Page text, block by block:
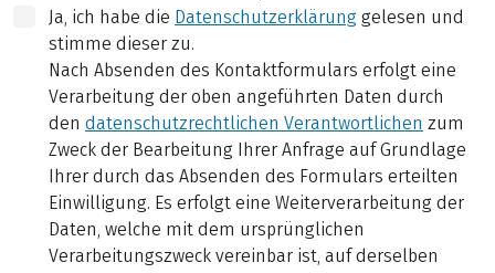
Ja, ich habe die Datenschutzerklärung gelesen und
stimme dieser zu.
Nach Absenden des Kontaktformulars erfolgt eine
Verarbeitung der oben angeführten Daten durch
den datenschutzrechtlichen Verantwortlichen zum
Zweck der Bearbeitung Ihrer Anfrage auf Grundlage
Ihrer durch das Absenden des Formulars erteilten
Einwilligung. Es erfolgt eine Weiterverarbeitung der
Daten, welche mit dem ursprünglichen
Verarbeitungszweck vereinbar ist, auf derselben